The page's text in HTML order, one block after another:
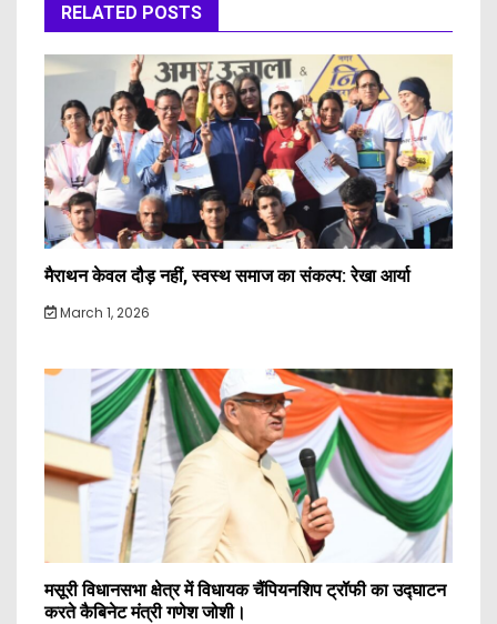
RELATED POSTS
मैराथन केवल दौड़ नहीं, स्वस्थ समाज का संकल्प: रेखा आर्या
March 1, 2026
मसूरी विधानसभा क्षेत्र में विधायक चैंपियनशिप ट्रॉफी का उद्घाटन
करते कैबिनेट मंत्री गणेश जोशी।